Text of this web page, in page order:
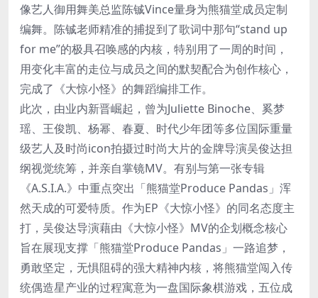
像艺人御用舞美总监陈铖Vince量身为熊猫堂成员定制
编舞。陈铖老师精准的捕捉到了歌词中那句“stand up
for me”的极具召唤感的内核，特别用了一周的时间，
用变化丰富的走位与成员之间的默契配合为创作核心，
完成了《大惊小怪》的舞蹈编排工作。
此次，由业内新晋崛起，曾为Juliette Binoche、奚梦
瑶、王俊凯、杨幂、春夏、时代少年团等多位国际重量
级艺人及时尚icon拍摄过时尚大片的金牌导演吴俊达担
纲视觉统筹，并亲自掌镜MV。有别与第一张专辑
《A.S.I.A.》中重点突出「熊猫堂Produce Pandas」浑
然天成的可爱特质。作为EP《大惊小怪》的同名态度主
打，吴俊达导演藉由《大惊小怪》MV的企划概念核心
旨在展现支撑「熊猫堂Produce Pandas」一路追梦，
勇敢坚定，无惧阻碍的强大精神内核，将熊猫堂闯入传
统偶造星产业的过程寓意为一盘国际象棋游戏，五位成